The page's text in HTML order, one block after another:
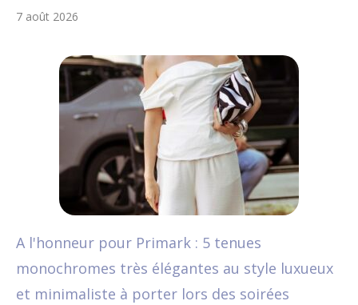
7 août 2026
A l'honneur pour Primark : 5 tenues
monochromes très élégantes au style luxueux
et minimaliste à porter lors des soirées